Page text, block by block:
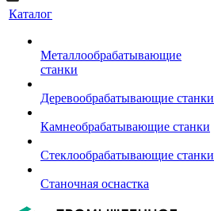
Каталог
Металлообрабатывающие
станки
Деревообрабатывающие станки
Камнеобрабатывающие станки
Стеклообрабатывающие станки
Станочная оснастка